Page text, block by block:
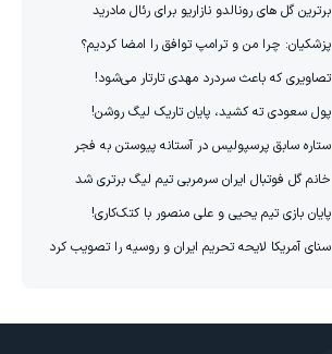
برترین گل های رونالدو نازاریو برای رئال مادرید
پزشکیان: چرا من و ترامپ توافق را امضا کردیم؟
تصاویری که باعث سردرد مهدی تارتار می‌شود!
پول سعودی ته کشید، پایان تاریک لیگ روشن!
ستاره سابق پرسپولیس در آستانه پیوستن به فجر
خانم گل فوتبال ایران سرمربی تیم لیگ برتری شد
پایان بازی تیم یحیی و علی منصور با کتک‌کاری!
سنای آمریکا لایحه تحریم ایران و روسیه را تصویب کرد